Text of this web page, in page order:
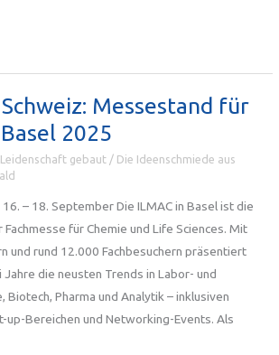
Messestand für
2025
Leidenschaft gebaut / Die Ideenschmiede aus
– 18. September Die ILMAC in Basel ist die
für Chemie und Life Sciences. Mit
und rund 12.000 Fachbesuchern präsentiert
die neusten Trends in Labor- und
Biotech, Pharma und Analytik – inklusiven
up-Bereichen und Networking-Events. Als